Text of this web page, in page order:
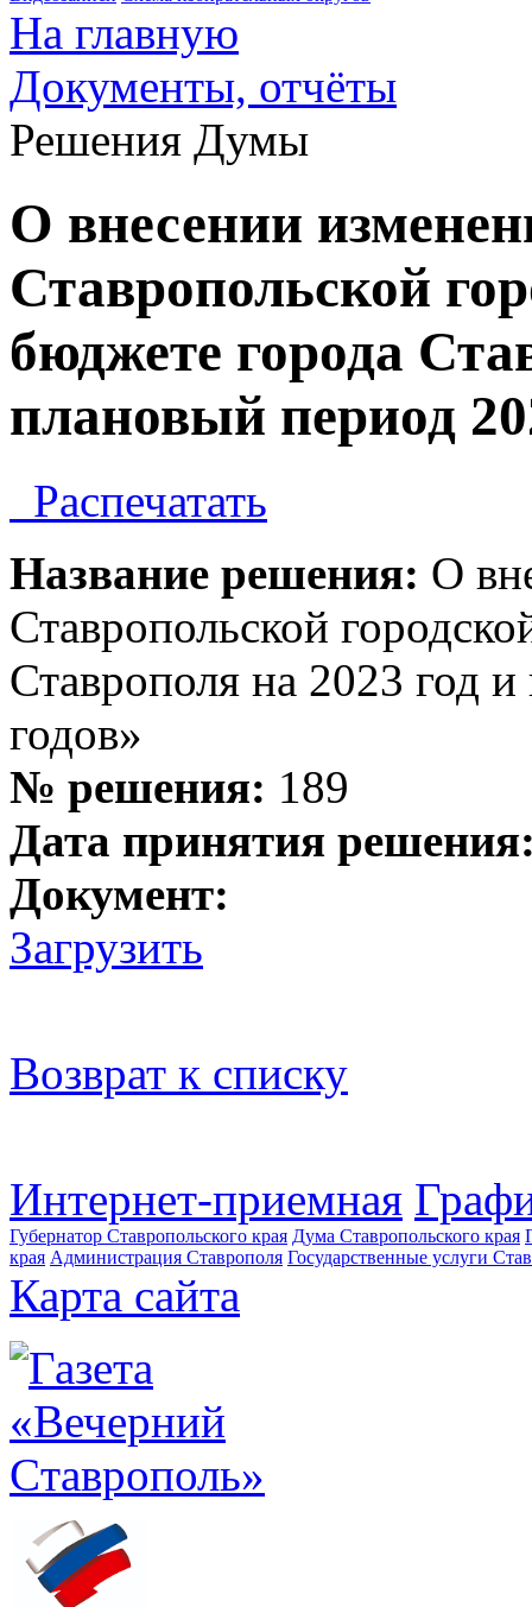
На главную
Документы, отчёты
Решения Думы
О внесении
Ставропольской
бюджете города
плановый период
Распечатать
Название решения: О
Ставропольской
Ставрополя на 2023 год
годов»
№ решения: 189
Дата принятия
Документ:
Загрузить
Возврат к списку
Интернет-приемная
Губернатор Ставропольского края Дума Ставропольского края
края Администрация Ставрополя Государственные услуги
Карта сайта